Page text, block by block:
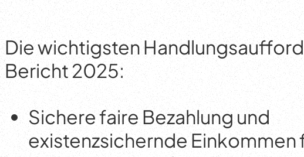
Die wichtigsten
Bericht 2025:
Sichere faire Bezahlung und
existenzsichernde Einkommen